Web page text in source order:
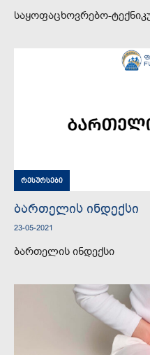
საყოფაცხოვრებო-
რესურსები
ბართელის ინდექსი
23-05-2021
ბართელის ინდექსი